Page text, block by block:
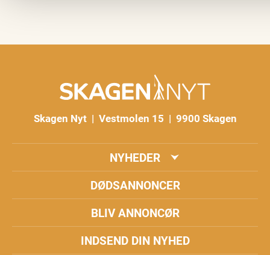
Skagen Nyt | Vestmolen 15 | 9900 Skagen
NYHEDER
DØDSANNONCER
BLIV ANNONCØR
INDSEND DIN NYHED